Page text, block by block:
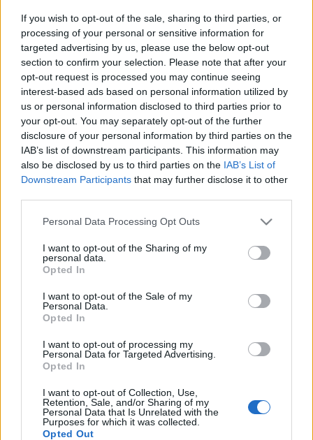
If you wish to opt-out of the sale, sharing to third parties, or
processing of your personal or sensitive information for
targeted advertising by us, please use the below opt-out
section to confirm your selection. Please note that after your
opt-out request is processed you may continue seeing
interest-based ads based on personal information utilized by
us or personal information disclosed to third parties prior to
your opt-out. You may separately opt-out of the further
disclosure of your personal information by third parties on the
IAB’s list of downstream participants. This information may
also be disclosed by us to third parties on the IAB’s List of
Downstream Participants that may further disclose it to other
Please note that this website/app uses one or more Google
not limited to your visit or usage behaviour. You may click to
grant or deny consent to Google and its third-party tags to
use your data for below specified purposes in below Google
consent section.
Personal Data Processing Opt Outs
I want to opt-out of the Sharing of my
personal data.
Opted In
I want to opt-out of the Sale of my
Personal Data.
Opted In
I want to opt-out of processing my
Personal Data for Targeted Advertising.
Opted In
I want to opt-out of Collection, Use,
Retention, Sale, and/or Sharing of my
Personal Data that Is Unrelated with the
Purposes for which it was collected.
Opted Out
A mexikói Manneken Pis szintén pisil, pedig
stílusosabb lenne egy Manneken Tüssz -
nem papír - zsebkendővel.
Lavór
SZAVAKKAL FESTENI